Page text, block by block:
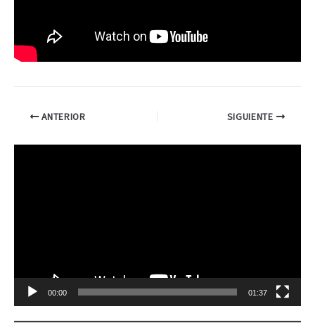
ANTERIOR SIGUIENTE
d
c
00:00 01:37